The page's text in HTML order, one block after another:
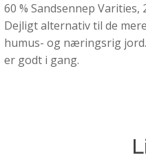
60 % Sandsennep Varities,
Dejligt alternativ til de
humus- og næringsrig
er godt i gang.